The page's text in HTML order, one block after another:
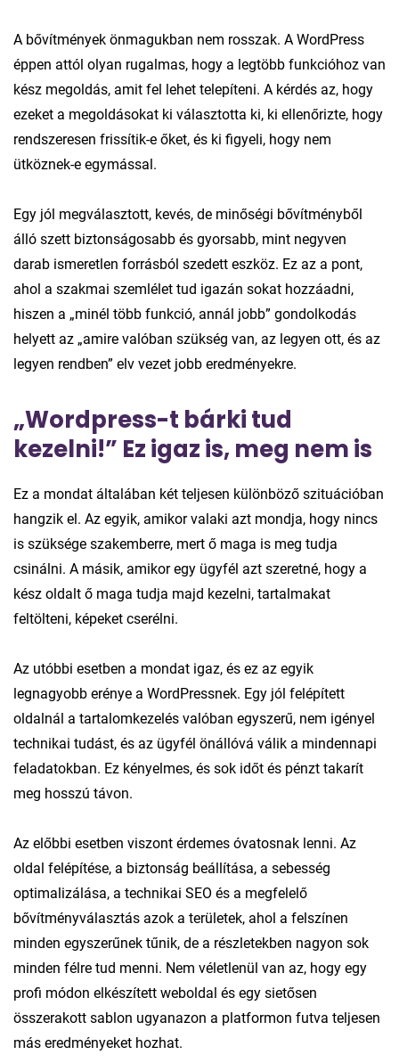
A bővítmények önmagukban nem rosszak. A WordPress
éppen attól olyan rugalmas, hogy a legtöbb funkcióhoz van
kész megoldás, amit fel lehet telepíteni. A kérdés az, hogy
ezeket a megoldásokat ki választotta ki, ki ellenőrizte, hogy
rendszeresen frissítik-e őket, és ki figyeli, hogy nem
ütköznek-e egymással.
Egy jól megválasztott, kevés, de minőségi bővítményből
álló szett biztonságosabb és gyorsabb, mint negyven
darab ismeretlen forrásból szedett eszköz. Ez az a pont,
ahol a szakmai szemlélet tud igazán sokat hozzáadni,
hiszen a „minél több funkció, annál jobb” gondolkodás
helyett az „amire valóban szükség van, az legyen ott, és az
legyen rendben” elv vezet jobb eredményekre.
„Wordpress-t bárki tud
kezelni!” Ez igaz is, meg nem is
Ez a mondat általában két teljesen különböző szituációban
hangzik el. Az egyik, amikor valaki azt mondja, hogy nincs
is szüksége szakemberre, mert ő maga is meg tudja
csinálni. A másik, amikor egy ügyfél azt szeretné, hogy a
kész oldalt ő maga tudja majd kezelni, tartalmakat
feltölteni, képeket cserélni.
Az utóbbi esetben a mondat igaz, és ez az egyik
legnagyobb erénye a WordPressnek. Egy jól felépített
oldalnál a tartalomkezelés valóban egyszerű, nem igényel
technikai tudást, és az ügyfél önállóvá válik a mindennapi
feladatokban. Ez kényelmes, és sok időt és pénzt takarít
meg hosszú távon.
Az előbbi esetben viszont érdemes óvatosnak lenni. Az
oldal felépítése, a biztonság beállítása, a sebesség
optimalizálása, a technikai SEO és a megfelelő
bővítményválasztás azok a területek, ahol a felszínen
minden egyszerűnek tűnik, de a részletekben nagyon sok
minden félre tud menni. Nem véletlenül van az, hogy egy
profi módon elkészített weboldal és egy sietősen
összerakott sablon ugyanazon a platformon futva teljesen
más eredményeket hozhat.